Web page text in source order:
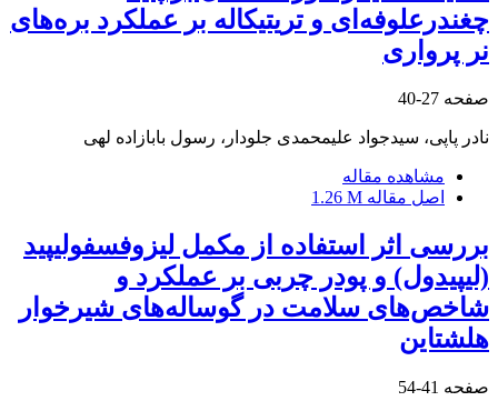
چغندرعلوفه‌ای و تریتیکاله بر عملکرد بره‌های
نر پرواری
صفحه 27-40
نادر پاپی، سیدجواد علیمحمدی جلودار، رسول بابازاده لهی
مشاهده مقاله
اصل مقاله 1.26 M
بررسی اثر استفاده از مکمل لیزوفسفولیپید
(لیپیدول) و پودر چربی بر عملکرد و
شاخص‌های سلامت در گوساله‌های شیرخوار
هلشتاین
صفحه 41-54